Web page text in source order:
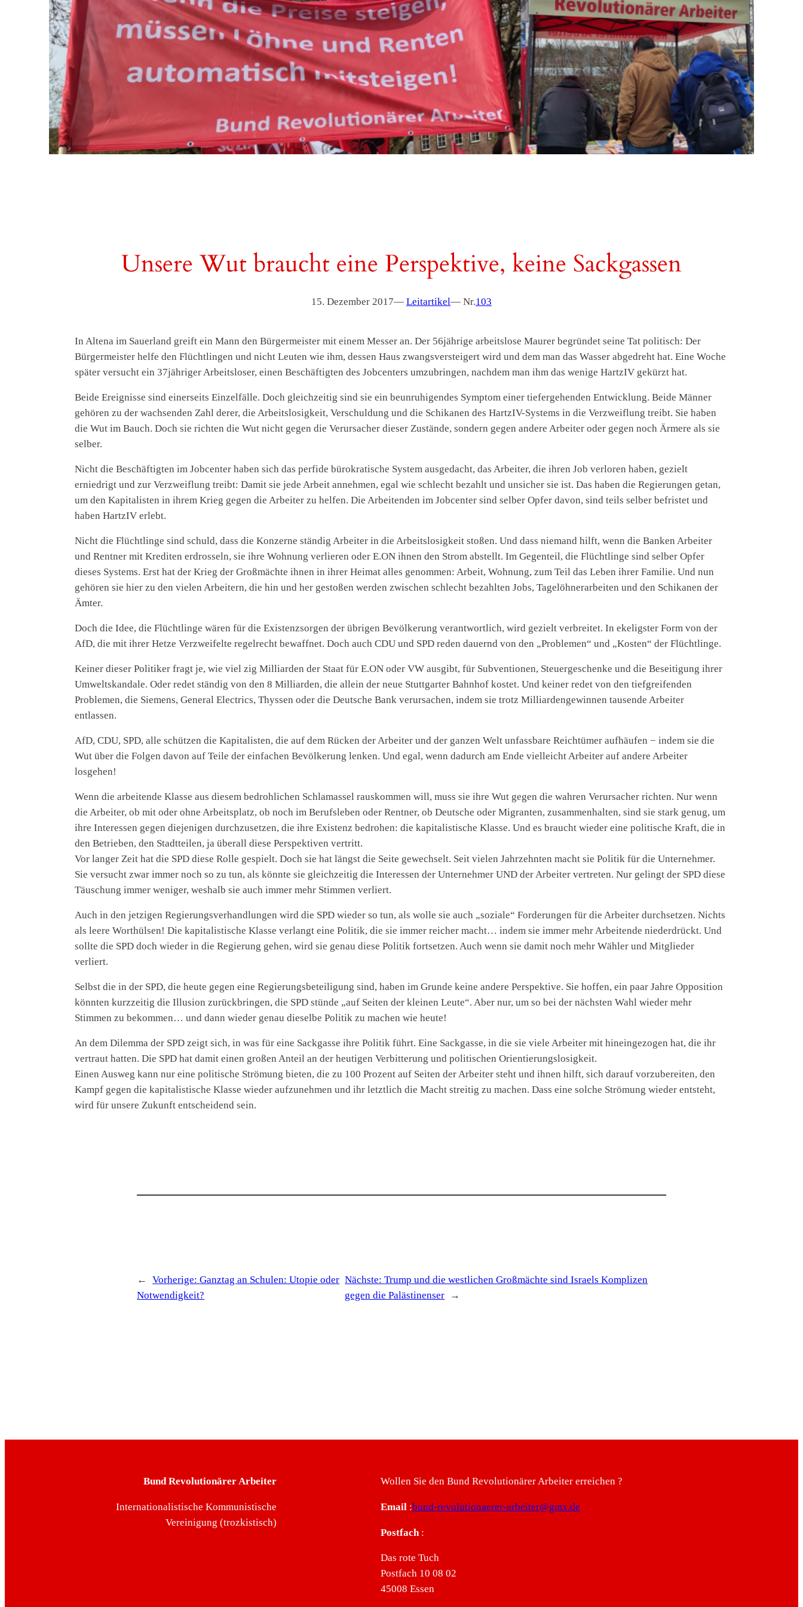
Unsere Wut braucht eine Perspektive, keine Sackgassen
15. Dezember 2017— Leitartikel— Nr.103
In Altena im Sauerland greift ein Mann den Bürgermeister mit einem Messer an. Der 56jährige arbeitslose Maurer begründet seine Tat politisch: Der
Bürgermeister helfe den Flüchtlingen und nicht Leuten wie ihm, dessen Haus zwangsversteigert wird und dem man das Wasser abgedreht hat. Eine Woche
später versucht ein 37jähriger Arbeitsloser, einen Beschäftigten des Jobcenters umzubringen, nachdem man ihm das wenige HartzIV gekürzt hat.
Beide Ereignisse sind einerseits Einzelfälle. Doch gleichzeitig sind sie ein beunruhigendes Symptom einer tiefergehenden Entwicklung. Beide Männer
gehören zu der wachsenden Zahl derer, die Arbeitslosigkeit, Verschuldung und die Schikanen des HartzIV-Systems in die Verzweiflung treibt. Sie haben
die Wut im Bauch. Doch sie richten die Wut nicht gegen die Verursacher dieser Zustände, sondern gegen andere Arbeiter oder gegen noch Ärmere als sie
selber.
Nicht die Beschäftigten im Jobcenter haben sich das perfide bürokratische System ausgedacht, das Arbeiter, die ihren Job verloren haben, gezielt
erniedrigt und zur Verzweiflung treibt: Damit sie jede Arbeit annehmen, egal wie schlecht bezahlt und unsicher sie ist. Das haben die Regierungen getan,
um den Kapitalisten in ihrem Krieg gegen die Arbeiter zu helfen. Die Arbeitenden im Jobcenter sind selber Opfer davon, sind teils selber befristet und
haben HartzIV erlebt.
Nicht die Flüchtlinge sind schuld, dass die Konzerne ständig Arbeiter in die Arbeitslosigkeit stoßen. Und dass niemand hilft, wenn die Banken Arbeiter
und Rentner mit Krediten erdrosseln, sie ihre Wohnung verlieren oder E.ON ihnen den Strom abstellt. Im Gegenteil, die Flüchtlinge sind selber Opfer
dieses Systems. Erst hat der Krieg der Großmächte ihnen in ihrer Heimat alles genommen: Arbeit, Wohnung, zum Teil das Leben ihrer Familie. Und nun
gehören sie hier zu den vielen Arbeitern, die hin und her gestoßen werden zwischen schlecht bezahlten Jobs, Tagelöhnerarbeiten und den Schikanen der
Ämter.
Doch die Idee, die Flüchtlinge wären für die Existenzsorgen der übrigen Bevölkerung verantwortlich, wird gezielt verbreitet. In ekeligster Form von der
AfD, die mit ihrer Hetze Verzweifelte regelrecht bewaffnet. Doch auch CDU und SPD reden dauernd von den „Problemen“ und „Kosten“ der Flüchtlinge.
Keiner dieser Politiker fragt je, wie viel zig Milliarden der Staat für E.ON oder VW ausgibt, für Subventionen, Steuergeschenke und die Beseitigung ihrer
Umweltskandale. Oder redet ständig von den 8 Milliarden, die allein der neue Stuttgarter Bahnhof kostet. Und keiner redet von den tiefgreifenden
Problemen, die Siemens, General Electrics, Thyssen oder die Deutsche Bank verursachen, indem sie trotz Milliardengewinnen tausende Arbeiter
entlassen.
AfD, CDU, SPD, alle schützen die Kapitalisten, die auf dem Rücken der Arbeiter und der ganzen Welt unfassbare Reichtümer aufhäufen − indem sie die
Wut über die Folgen davon auf Teile der einfachen Bevölkerung lenken. Und egal, wenn dadurch am Ende vielleicht Arbeiter auf andere Arbeiter
losgehen!
Wenn die arbeitende Klasse aus diesem bedrohlichen Schlamassel rauskommen will, muss sie ihre Wut gegen die wahren Verursacher richten. Nur wenn
die Arbeiter, ob mit oder ohne Arbeitsplatz, ob noch im Berufsleben oder Rentner, ob Deutsche oder Migranten, zusammenhalten, sind sie stark genug, um
ihre Interessen gegen diejenigen durchzusetzen, die ihre Existenz bedrohen: die kapitalistische Klasse. Und es braucht wieder eine politische Kraft, die in
den Betrieben, den Stadtteilen, ja überall diese Perspektiven vertritt.
Vor langer Zeit hat die SPD diese Rolle gespielt. Doch sie hat längst die Seite gewechselt. Seit vielen Jahrzehnten macht sie Politik für die Unternehmer.
Sie versucht zwar immer noch so zu tun, als könnte sie gleichzeitig die Interessen der Unternehmer UND der Arbeiter vertreten. Nur gelingt der SPD diese
Täuschung immer weniger, weshalb sie auch immer mehr Stimmen verliert.
Auch in den jetzigen Regierungsverhandlungen wird die SPD wieder so tun, als wolle sie auch „soziale“ Forderungen für die Arbeiter durchsetzen. Nichts
als leere Worthülsen! Die kapitalistische Klasse verlangt eine Politik, die sie immer reicher macht… indem sie immer mehr Arbeitende niederdrückt. Und
sollte die SPD doch wieder in die Regierung gehen, wird sie genau diese Politik fortsetzen. Auch wenn sie damit noch mehr Wähler und Mitglieder
verliert.
Selbst die in der SPD, die heute gegen eine Regierungsbeteiligung sind, haben im Grunde keine andere Perspektive. Sie hoffen, ein paar Jahre Opposition
könnten kurzzeitig die Illusion zurückbringen, die SPD stünde „auf Seiten der kleinen Leute“. Aber nur, um so bei der nächsten Wahl wieder mehr
Stimmen zu bekommen… und dann wieder genau dieselbe Politik zu machen wie heute!
An dem Dilemma der SPD zeigt sich, in was für eine Sackgasse ihre Politik führt. Eine Sackgasse, in die sie viele Arbeiter mit hineingezogen hat, die ihr
vertraut hatten. Die SPD hat damit einen großen Anteil an der heutigen Verbitterung und politischen Orientierungslosigkeit.
Einen Ausweg kann nur eine politische Strömung bieten, die zu 100 Prozent auf Seiten der Arbeiter steht und ihnen hilft, sich darauf vorzubereiten, den
Kampf gegen die kapitalistische Klasse wieder aufzunehmen und ihr letztlich die Macht streitig zu machen. Dass eine solche Strömung wieder entsteht,
wird für unsere Zukunft entscheidend sein.
← Vorherige:Ganztag an Schulen: Utopie oder
Notwendigkeit?
Nächste:Trump und die westlichen Großmächte sind Israels Komplizen
gegen die Palästinenser
→
Bund Revolutionärer Arbeiter
Internationalistische Kommunistische
Vereinigung (trozkistisch)
Wollen Sie den Bund Revolutionärer Arbeiter erreichen ?
Email:bund-revolutionaerer-arbeiter@gmx.de
Postfach:
Das rote Tuch
Postfach 10 08 02
45008 Essen